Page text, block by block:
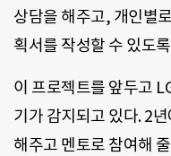
상담을 해주고, 개인별
획서를 작성할 수 있도
이 프로젝트를 앞두고
기가 감지되고 있다. 2
해주고 멘토로 참여해